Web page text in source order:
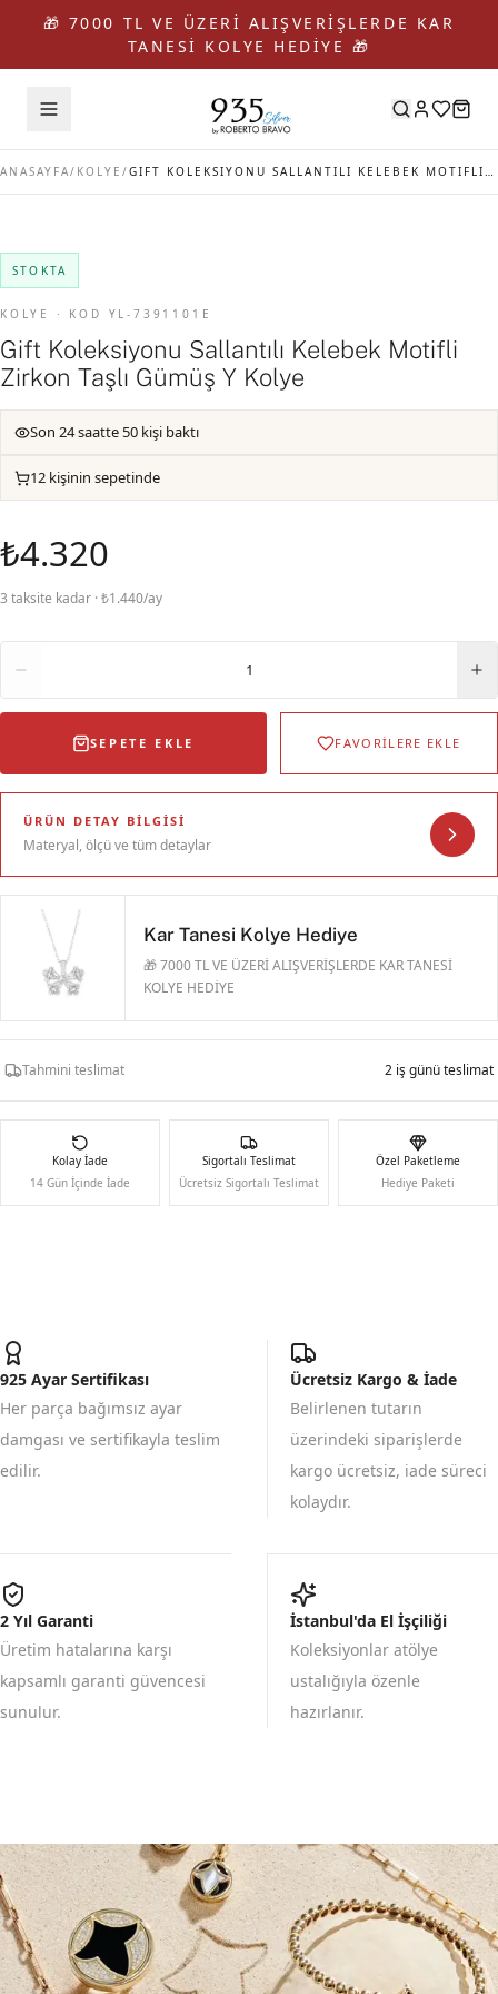
🎁 7000 TL VE ÜZERİ ALIŞVERİŞLERDE KAR
TANESİ KOLYE HEDİYE 🎁
ANASAYFA/ KOLYE / GIFT KOLEKSIYONU SALLANTILI KELEBEK MOTIFLI ZIRKON TAŞLI GÜMÜŞ Y KOLYE
STOKTA
KOLYE · KOD YL-7391101E
Gift Koleksiyonu Sallantılı Kelebek Motifli
Zirkon Taşlı Gümüş Y Kolye
Son 24 saatte 50 kişi baktı
12 kişinin sepetinde
₺4.320
3 taksite kadar · ₺1.440/ay
1
SEPETE EKLE FAVORİLERE EKLE
ÜRÜN DETAY BILGISI
Materyal, ölçü ve tüm detaylar
Kar Tanesi Kolye Hediye
🎁 7000 TL VE ÜZERİ ALIŞVERİŞLERDE KAR TANESİ
KOLYE HEDİYE
Tahmini teslimat 2 iş günü teslimat
Kolay İade
14 Gün İçinde İade
Sigortalı Teslimat
Ücretsiz Sigortalı Teslimat
Özel Paketleme
Hediye Paketi
925 Ayar Sertifikası
Her parça bağımsız ayar
damgası ve sertifikayla teslim
edilir.
Ücretsiz Kargo & İade
Belirlenen tutarın
üzerindeki siparişlerde
kargo ücretsiz, iade süreci
kolaydır.
2 Yıl Garanti
Üretim hatalarına karşı
kapsamlı garanti güvencesi
sunulur.
İstanbul'da El İşçiliği
Koleksiyonlar atölye
ustalığıyla özenle
hazırlanır.